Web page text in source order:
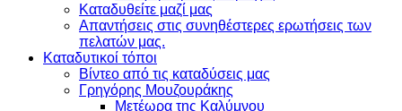
Καταδυθείτε μαζί μας
Απαντήσεις στις συνηθέστερες ερωτήσεις των
πελατών μας.
Καταδυτικοί τόποι
Βίντεο από τις καταδύσεις μας
Γρηγόρης Μουζουράκης
Μετέωρα της Καλύμνου